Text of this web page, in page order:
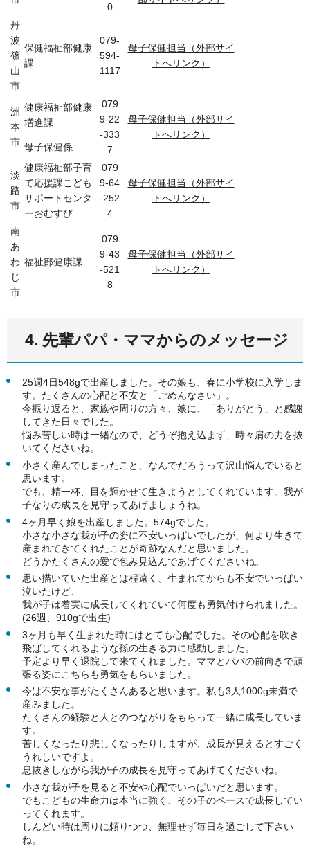
0
丹
波
篠
山
市
保健福祉部健康
課
079-
594-
1117
母子保健担当（外部サイ
トへリンク）
洲
本
市
健康福祉部健康
増進課
079
9-22
-333
7
母子保健担当（外部サイ
トへリンク）
母子保健係
淡
路
市
健康福祉部子育
て応援課こども
サポートセンタ
ーおむすび
079
9-64
-252
4
母子保健担当（外部サイ
トへリンク）
南
あ
わ
じ
市
福祉部健康課
079
9-43
-521
8
母子保健担当（外部サイ
トへリンク）
4. 先輩パパ・ママからのメッセージ
25週4日548gで出産しました。その娘も、春に小学校に入学しま
す。たくさんの心配と不安と「ごめんなさい」。
今振り返ると、家族や周りの方々、娘に、「ありがとう」と感謝
してきた日々でした。
悩み苦しい時は一緒なので、どうぞ抱え込まず、時々肩の力を抜
いてくださいね。
小さく産んでしまったこと、なんでだろうって沢山悩んでいると
思います。
でも、精一杯、目を輝かせて生きようとしてくれています。我が
子なりの成長を見守ってあげましょうね。
4ヶ月早く娘を出産しました。574gでした。
小さな小さな我が子の姿に不安いっぱいでしたが、何より生きて
産まれてきてくれたことが奇跡なんだと思いました。
どうかたくさんの愛で包み見込んであげてくださいね。
思い描いていた出産とは程遠く、生まれてからも不安でいっぱい
泣いたけど、
我が子は着実に成長してくれていて何度も勇気付けられました。
(26週、910gで出生)
3ヶ月も早く生まれた時にはとても心配でした。その心配を吹き
飛ばしてくれるような孫の生きる力に感動しました。
予定より早く退院して来てくれました。ママとパパの前向きで頑
張る姿にこちらも勇気をもらいました。
今は不安な事がたくさんあると思います。私も3人1000g未満で
産みました。
たくさんの経験と人とのつながりをもらって一緒に成長していま
す。
苦しくなったり悲しくなったりしますが、成長が見えるとすごく
うれしいですよ。
息抜きしながら我が子の成長を見守ってあげてくださいね。
小さな我が子を見ると不安や心配でいっぱいだと思います。
でもこどもの生命力は本当に強く、その子のペースで成長してい
ってくれます。
しんどい時は周りに頼りつつ、無理せず毎日を過ごして下さい
ね。